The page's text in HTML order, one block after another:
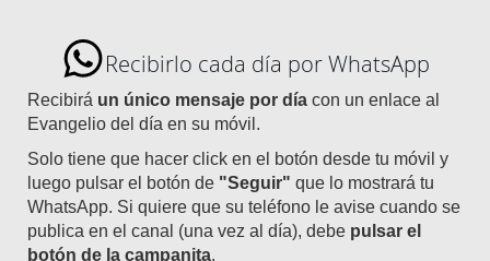
Recibirlo cada día por WhatsApp
Recibirá un único mensaje por día con un enlace al
Evangelio del día en su móvil.
Solo tiene que hacer click en el botón desde tu móvil y
luego pulsar el botón de "Seguir" que lo mostrará tu
WhatsApp. Si quiere que su teléfono le avise cuando se
publica en el canal (una vez al día), debe pulsar el
botón de la campanita.